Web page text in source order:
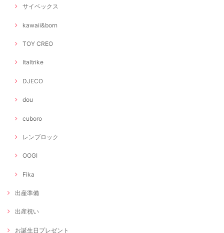
サイベックス
kawaii&born
TOY CREO
Italtrike
DJECO
dou
cuboro
レンブロック
OOGI
Fika
出産準備
出産祝い
お誕生日プレゼント